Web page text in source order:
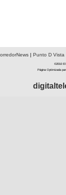
| Punto D Vista
©2010 El
Página Optimizada